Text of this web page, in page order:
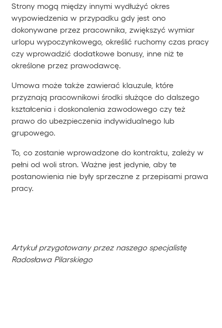
Strony mogą między innymi wydłużyć okres
wypowiedzenia w przypadku gdy jest ono
dokonywane przez pracownika, zwiększyć wymiar
urlopu wypoczynkowego, określić ruchomy czas pracy
czy wprowadzić dodatkowe bonusy, inne niż te
określone przez prawodawcę.
Umowa może także zawierać klauzule, które
przyznają pracownikowi środki służące do dalszego
kształcenia i doskonalenia zawodowego czy też
prawo do ubezpieczenia indywidualnego lub
grupowego.
To, co zostanie wprowadzone do kontraktu, zależy w
pełni od woli stron. Ważne jest jedynie, aby te
postanowienia nie były sprzeczne z przepisami prawa
pracy.
Artykuł przygotowany przez naszego specjalistę
Radosława Pilarskiego